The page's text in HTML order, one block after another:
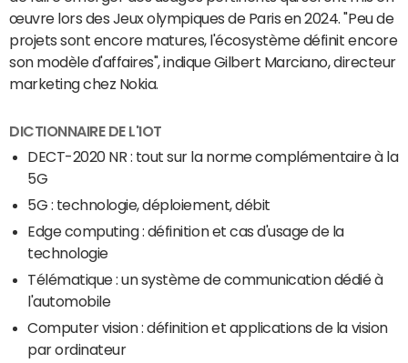
œuvre lors des Jeux olympiques de Paris en 2024. "Peu de
projets sont encore matures, l'écosystème définit encore
son modèle d'affaires", indique Gilbert Marciano, directeur
marketing chez Nokia.
DICTIONNAIRE DE L'IOT
DECT-2020 NR : tout sur la norme complémentaire à la
5G
5G : technologie, déploiement, débit
Edge computing : définition et cas d'usage de la
technologie
Télématique : un système de communication dédié à
l'automobile
Computer vision : définition et applications de la vision
par ordinateur